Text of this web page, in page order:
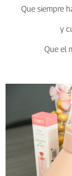
Que siempre
y
Que el